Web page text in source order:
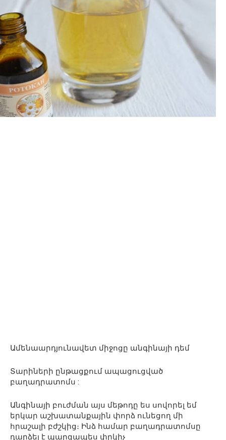
Ամենաարդյունավետ միջոցը անգինայի դեմ
Տարիների ընթացքում ապացուցված
բաղադրատոմս :
Անգինայի բուժման այս մեթոդը ես սովորել եմ
երկար աշխատանքային փորձ ունեցող մի
հրաշալի բժշկից։ Ինձ համար բաղադրատոմսը
դարձել է պարզապես փրկիչ